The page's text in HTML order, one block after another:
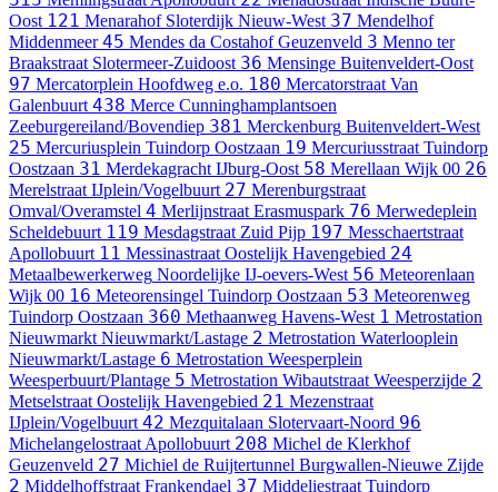
Oost 121 Menarahof Sloterdijk Nieuw-West 37 Mendelhof
Middenmeer 45 Mendes da Costahof Geuzenveld 3 Menno ter
Braakstraat Slotermeer-Zuidoost 36 Mensinge Buitenveldert-Oost
97 Mercatorplein Hoofdweg e.o. 180 Mercatorstraat Van
Galenbuurt 438 Merce Cunninghamplantsoen
Zeeburgereiland/Bovendiep 381 Merckenburg Buitenveldert-West
25 Mercuriusplein Tuindorp Oostzaan 19 Mercuriusstraat Tuindorp
Oostzaan 31 Merdekagracht IJburg-Oost 58 Merellaan Wijk 00 26
Merelstraat IJplein/Vogelbuurt 27 Merenburgstraat
Omval/Overamstel 4 Merlijnstraat Erasmuspark 76 Merwedeplein
Scheldebuurt 119 Mesdagstraat Zuid Pijp 197 Messchaertstraat
Apollobuurt 11 Messinastraat Oostelijk Havengebied 24
Metaalbewerkerweg Noordelijke IJ-oevers-West 56 Meteorenlaan
Wijk 00 16 Meteorensingel Tuindorp Oostzaan 53 Meteorenweg
Tuindorp Oostzaan 360 Methaanweg Havens-West 1 Metrostation
Nieuwmarkt Nieuwmarkt/Lastage 2 Metrostation Waterlooplein
Nieuwmarkt/Lastage 6 Metrostation Weesperplein
Weesperbuurt/Plantage 5 Metrostation Wibautstraat Weesperzijde 2
Metselstraat Oostelijk Havengebied 21 Mezenstraat
IJplein/Vogelbuurt 42 Mezquitalaan Slotervaart-Noord 96
MichelangelostraatApollobuurt 208 Michel de Klerkhof
Geuzenveld 27 Michiel de Ruijtertunnel Burgwallen-Nieuwe Zijde
2 Middelhoffstraat Frankendael 37 Middeliestraat Tuindorp